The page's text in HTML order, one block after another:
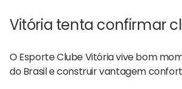
Vitória tenta confirmar
O Esporte Clube Vitóriavive bom
do Brasil e construir vantagem